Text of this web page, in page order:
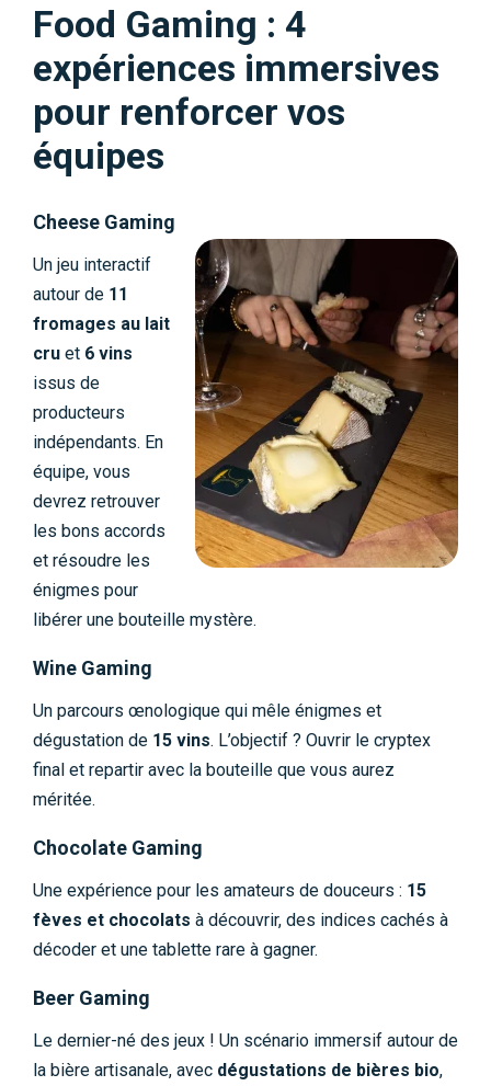
Food Gaming : 4
expériences immersives
pour renforcer vos
équipes
Cheese Gaming
Un jeu interactif
autour de 11
fromages au lait
cru et 6 vins
issus de
producteurs
indépendants. En
équipe, vous
devrez retrouver
les bons accords
et résoudre les
énigmes pour
libérer une bouteille mystère.
Wine Gaming
Un parcours œnologique qui mêle énigmes et
dégustation de 15 vins. L’objectif ? Ouvrir le cryptex
final et repartir avec la bouteille que vous aurez
méritée.
Chocolate Gaming
Une expérience pour les amateurs de douceurs : 15
fèves et chocolats à découvrir, des indices cachés à
décoder et une tablette rare à gagner.
Beer Gaming
Le dernier-né des jeux ! Un scénario immersif autour de
la bière artisanale, avec dégustations de bières bio,